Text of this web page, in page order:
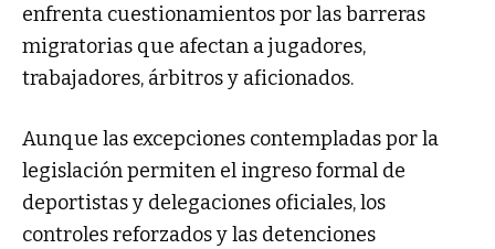
enfrenta cuestionamientos por las barreras
migratorias que afectan a jugadores,
trabajadores, árbitros y aficionados.
Aunque las excepciones contempladas por la
legislación permiten el ingreso formal de
deportistas y delegaciones oficiales, los
controles reforzados y las detenciones